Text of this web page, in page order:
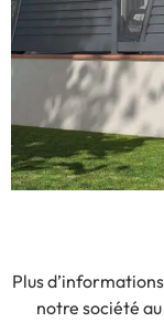
Plus
notre société